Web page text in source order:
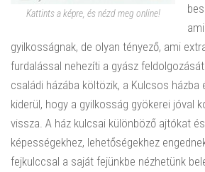
Kattints a képre, és nézd meg online!
gyilkosságnak, de olyan tényező, ami
furdalással nehezíti a gyász
családi házába költözik, a Kulcsos házba
kiderül, hogy a gyilkosság gyökerei jóval
vissza. A ház kulcsai különböző ajtókat
képességekhez, lehetőségekhez
fejkulccsal a saját fejünkbe nézhetünk